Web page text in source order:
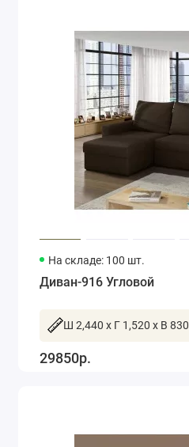
На складе: 100 шт.
Диван-916 Угловой
Ш 2,440 x Г 1,520 x В 830
29850р.